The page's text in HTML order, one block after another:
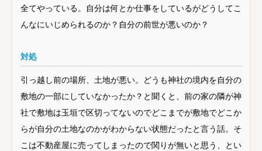
全てやっている。自分は何とか仕事をしているがどうしてこ
んなにいじめられるのか？自分の前世が悪いのか？
対処
引っ越し前の場所、土地が悪い。どうも神社の境内を自分の
敷地の一部にしていなかったか？と聞くと、前の家の隣が神
社で敷地は玉垣で区切ってないのでどこまでが敷地でどこか
らが自分の土地なのかがわからない状態だったと言う話。そ
こは不動産屋に売ってしまったので関りが無いと思う、とい